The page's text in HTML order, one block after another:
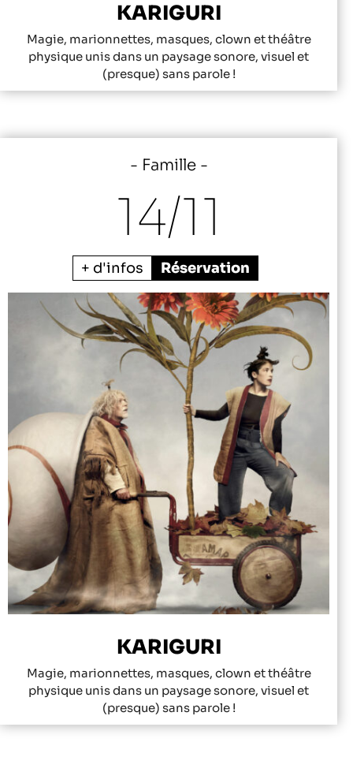
KARIGURI
Magie, marionnettes, masques, clown et théâtre
physique unis dans un paysage sonore, visuel et
(presque) sans parole !
Famille
14/11
+ d'infos Réservation
KARIGURI
Magie, marionnettes, masques, clown et théâtre
physique unis dans un paysage sonore, visuel et
(presque) sans parole !